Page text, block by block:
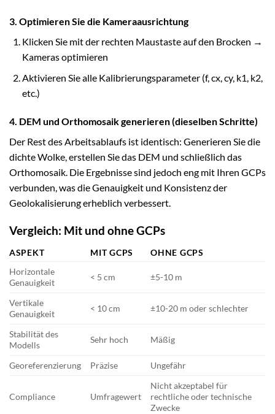
3. Optimieren Sie die Kameraausrichtung
Klicken Sie mit der rechten Maustaste auf den Brocken →
Kameras optimieren
Aktivieren Sie alle Kalibrierungsparameter (f, cx, cy, k1, k2,
etc.)
4. DEM und Orthomosaik generieren (dieselben Schritte)
Der Rest des Arbeitsablaufs ist identisch: Generieren Sie die
dichte Wolke, erstellen Sie das DEM und schließlich das
Orthomosaik. Die Ergebnisse sind jedoch eng mit Ihren GCPs
verbunden, was die Genauigkeit und Konsistenz der
Geolokalisierung erheblich verbessert.
Vergleich: Mit und ohne GCPs
ASPEKT MIT GCPS
OHNE GCPS
Horizontale
Genauigkeit
< 5 cm ±5-10 m
Vertikale
Genauigkeit
< 10 cm ±10-20 m oder schlechter
Stabilität des
Modells
Sehr hoch Mäßig
Georeferenzierung Präzise Ungefähr
Compliance Umfragewert
Nicht akzeptabel für
rechtliche oder technische
Zwecke